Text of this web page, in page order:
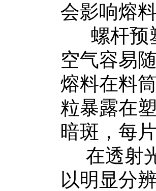
会影响熔
螺杆预
空气容易
熔料在料
粒暴露在
暗斑，每
在透射
以明显分